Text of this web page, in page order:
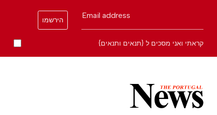
Email address
הירשמו
קראתי ואני מסכים ל {תנאים ותנאים}